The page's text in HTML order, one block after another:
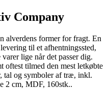
Company
alverdens former for fragt. En
til et afhentningssted,
lige når det passer dig.
oftest tilmed den mest letkøbte
tal og symboler af træ, inkl.
2 cm, MDF, 160stk..